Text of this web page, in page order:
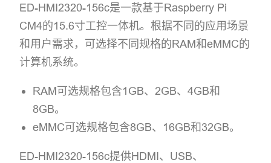
ED-HMI2320-156c是一款基于Raspberry Pi
CM4的15.6寸工控一体机。根据不同的应用场景
和用户需求，可选择不同规格的RAM和eMMC的
计算机系统。
RAM可选规格包含1GB、2GB、4GB和
8GB。
eMMC可选规格包含8GB、16GB和32GB。
ED-HMI2320-156c提供HDMI、USB、